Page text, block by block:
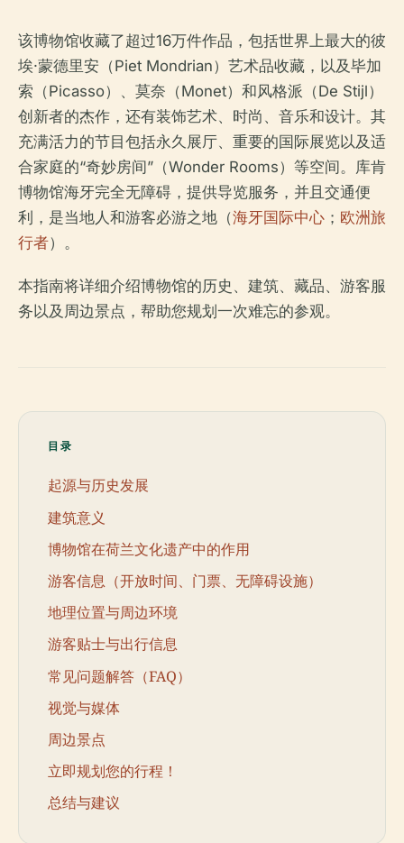
该博物馆收藏了超过16万件作品，包括世界上最大的彼
埃·蒙德里安（Piet Mondrian）艺术品收藏，以及毕加
索（Picasso）、莫奈（Monet）和风格派（De Stijl）
创新者的杰作，还有装饰艺术、时尚、音乐和设计。其
充满活力的节目包括永久展厅、重要的国际展览以及适
合家庭的“奇妙房间”（Wonder Rooms）等空间。库肯
博物馆海牙完全无障碍，提供导览服务，并且交通便
利，是当地人和游客必游之地（海牙国际中心 ； 欧洲旅
行者）。
本指南将详细介绍博物馆的历史、建筑、藏品、游客服
务以及周边景点，帮助您规划一次难忘的参观。
目录
起源与历史发展
建筑意义
博物馆在荷兰文化遗产中的作用
游客信息（开放时间、门票、无障碍设施）
地理位置与周边环境
游客贴士与出行信息
常见问题解答（FAQ）
视觉与媒体
周边景点
立即规划您的行程！
总结与建议